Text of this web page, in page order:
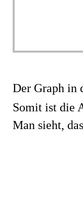
Der Graph in
Somit ist die
Man sieht,